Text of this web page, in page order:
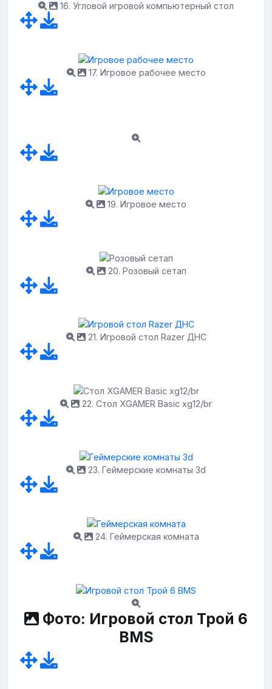
16. Угловой игровой компьютерный стол
17. Игровое рабочее место
19. Игровое место
20. Розовый сетап
21. Игровой стол Razer ДНС
22. Стол XGAMER Basic xg12/br
23. Геймерские комнаты 3d
24. Геймерская комната
Фото: Игровой стол Трой 6
BMS